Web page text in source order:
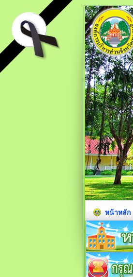
หน้าหลัก